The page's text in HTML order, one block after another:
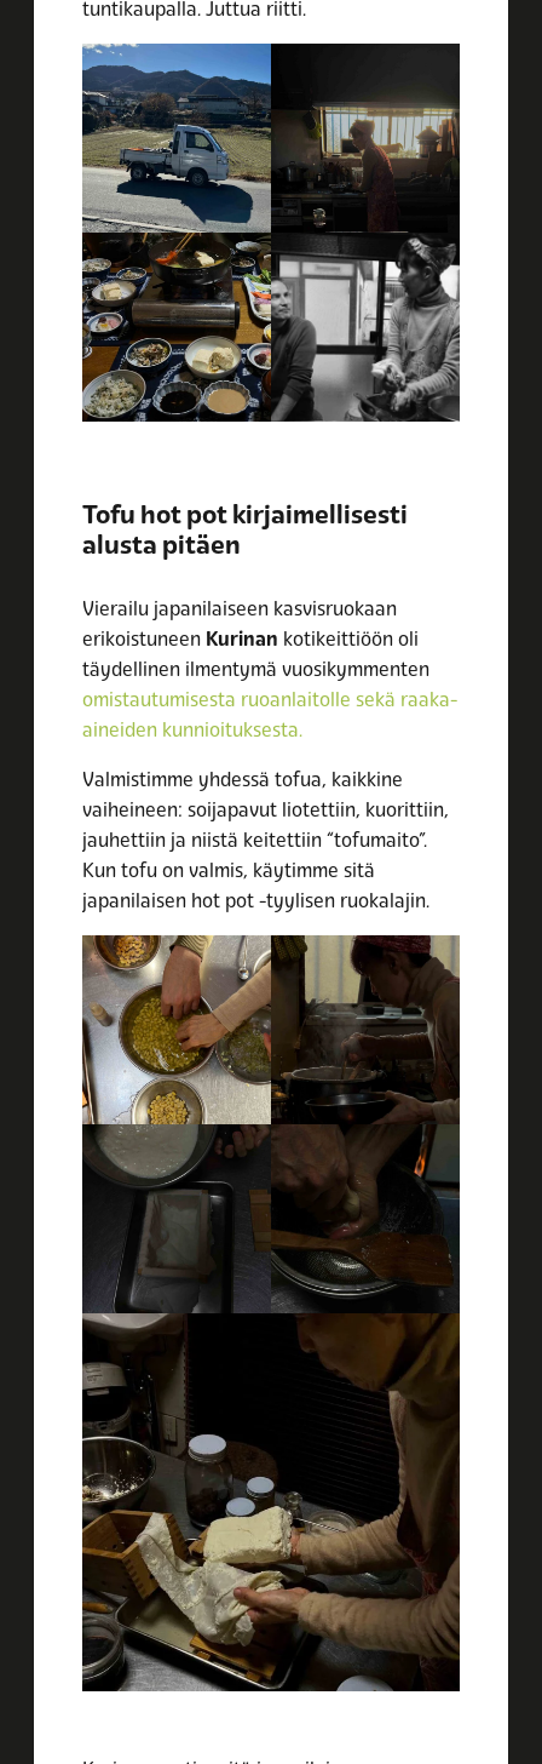
tuntikaupalla. Juttua riitti.
Tofu hot pot kirjaimellisesti
alusta pitäen
Vierailu japanilaiseen kasvisruokaan
erikoistuneen Kurinan kotikeittiöön oli
täydellinen ilmentymä vuosikymmenten
omistautumisesta ruoanlaitolle sekä raaka-
aineiden kunnioituksesta.
Valmistimme yhdessä tofua, kaikkine
vaiheineen: soijapavut liotettiin, kuorittiin,
jauhettiin ja niistä keitettiin “tofumaito”.
Kun tofu on valmis, käytimme sitä
japanilaisen hot pot -tyylisen ruokalajin.